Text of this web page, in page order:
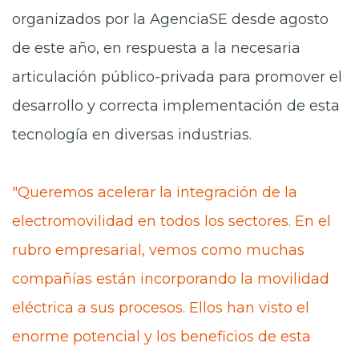
organizados por la AgenciaSE desde agosto
de este año, en respuesta a la necesaria
articulación público-privada para promover el
desarrollo y correcta implementación de esta
tecnología en diversas industrias.
"Queremos acelerar la integración de la
electromovilidad en todos los sectores. En el
rubro empresarial, vemos como muchas
compañías están incorporando la movilidad
eléctrica a sus procesos. Ellos han visto el
enorme potencial y los beneficios de esta